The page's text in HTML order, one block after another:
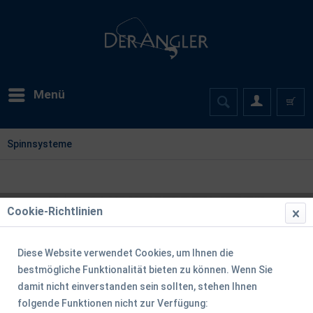
Menü
Spinnsysteme
Cookie-Richtlinien
Diese Website verwendet Cookies, um Ihnen die
bestmögliche Funktionalität bieten zu können. Wenn Sie
damit nicht einverstanden sein sollten, stehen Ihnen
folgende Funktionen nicht zur Verfügung: